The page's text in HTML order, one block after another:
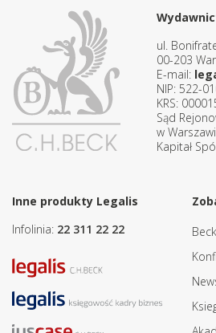
ul.
00-203
E-mail:
NIP: 522-
KRS:
Sąd
w
Kapitał
Inne produkty Legalis
Infolinia: 22 311 22 22